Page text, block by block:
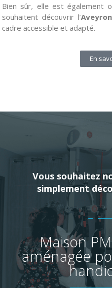
Bien sûr, elle est également
souhaitent découvrir l’
cadre accessible et adapté.
En
Vous souhaitez
simplement
Maison
aménagée